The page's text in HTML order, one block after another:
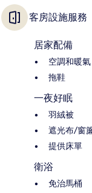
客房設施服務
居家配備
空調和暖氣
拖鞋
一夜好眠
羽絨被
遮光布/窗
提供床單
衛浴
免治馬桶